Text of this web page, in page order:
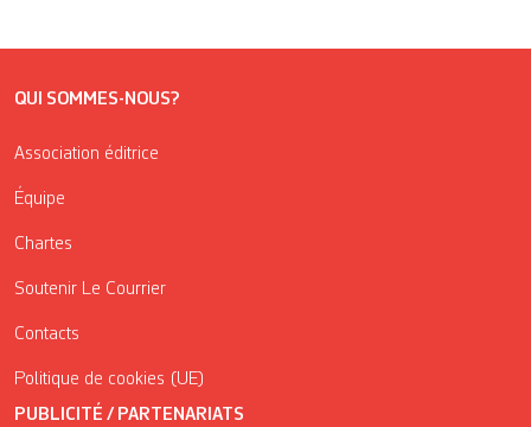
QUI SOMMES-NOUS?
Association éditrice
Équipe
Chartes
Soutenir Le Courrier
Contacts
Politique de cookies (UE)
PUBLICITÉ / PARTENARIATS